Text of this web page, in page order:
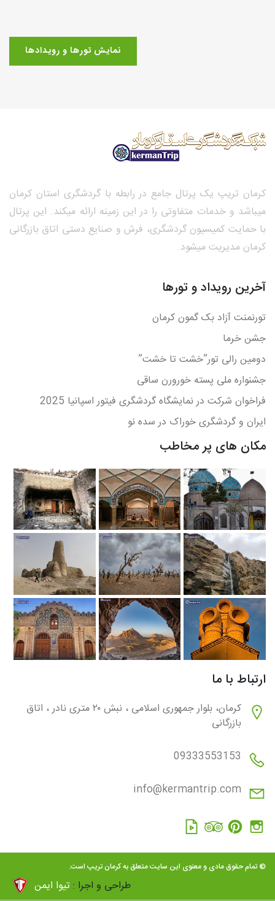
نمایش تورها و رویدادها
کرمان تریپ یک پرتال جامع در رابطه با گردشگری استان کرمان
میباشد و خدمات متفاوتی را در این زمینه ارائه میکند. این پرتال
با حمایت کمیسیون گردشگری، فرش و صنایع دستی اتاق بازرگانی
کرمان مدیریت میشود.
آخرین رویداد و تورها
تورنمنت آزاد بک گمون کرمان
جشن خرما
دومین رالی تور”خشت تا خشت”
جشنواره ملی پسته خورورن ساقی
فراخوان شرکت در نمايشگاه گردشگری فيتور اسپانيا 2025
ایران و گردشگری خوراک در سده نو
مکان های پر مخاطب
ارتباط با ما
کرمان، بلوار جمهوری اسلامی ، نبش ۲۰ متری نادر ، اتاق
بازرگانی
09333553153
info@kermantrip.com
© تمام حقوق مادی و معنوی این سایت متعلق به کرمان تریپ است.
طراحی و اجرا :تیوا ایمن